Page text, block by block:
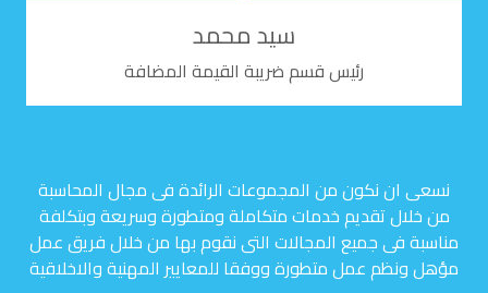
سيد محمد
رئيس قسم ضريبة القيمة المضافة
نسعى ان نكون من المجموعات الرائدة فى مجال المحاسبة
من خلال تقديم خدمات متكاملة ومتطورة وسريعة وبتكلفة
مناسبة فى جميع المجالات التى نقوم بها من خلال فريق عمل
مؤهل ونظم عمل متطورة ووفقا للمعايير المهنية والاخلاقية